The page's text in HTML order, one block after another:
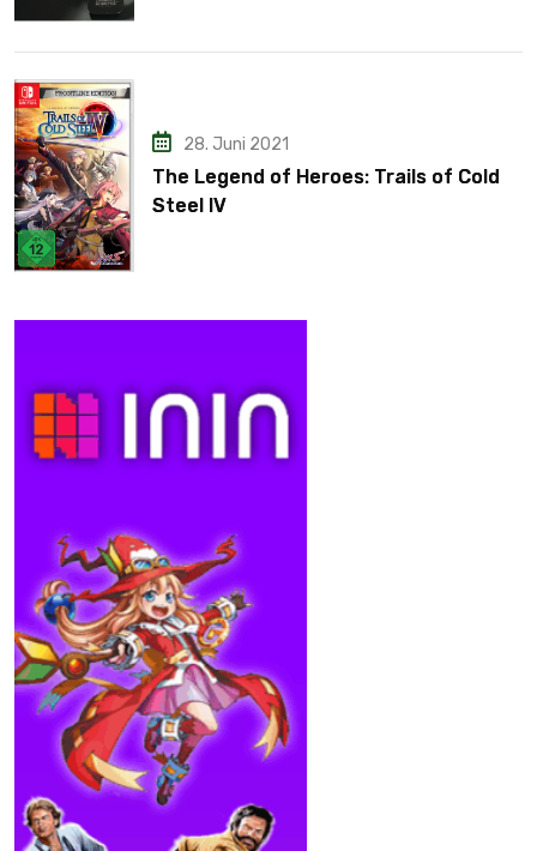
28. Juni 2021
The Legend of Heroes: Trails of Cold
Steel IV